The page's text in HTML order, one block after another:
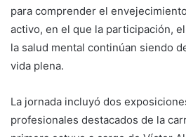
para comprender el
activo, en el que la participación,
la salud mental continúan siendo
vida plena.
La jornada incluyó dos
profesionales destacados de la